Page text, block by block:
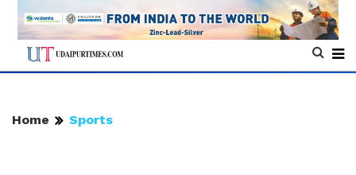
Home Sports